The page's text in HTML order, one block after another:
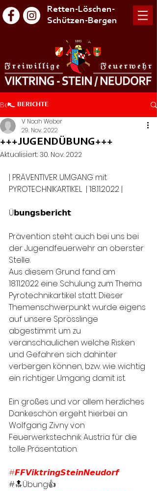
Retten-Löschen-
Schützen-Bergen
Beitrag
+++JUGENDÜBUNG+++
V Noah Weber
29. Nov. 2022
Aktualisiert: 30. Nov. 2022
| PRÄVENTIVER UMGANG mit
PYROTECHNIKARTIKEL  | 18.11.2022 |
Ü𝗯𝘂𝗻𝗴𝘀𝗯𝗲𝗿𝗶𝗰𝗵𝘁:
Prävention steht auch bei uns bei
der Jugendfeuerwehr an oberster
Stelle.
Aus diesem Grund fand am
18.11.2022 eine Schulung zum Thema
Pyrotechnikartikel statt. Dieser
Themenschwerpunkt wurde eigens
auf unsere Sprösslinge
abgestimmt um zu
veranschaulichen welche Risken
und Gefahren sich dahinter
verbergen können, bzw. wie wichtig
ein richtiger Umgang damit ist.
Ein großes und vor allem herzliches
Dankeschön ergeht hierbei an
Wolfgang Zivny von
Feuerwerkstechnik Austria für die
tolle Präsentation.
#𝙁𝙁𝙑𝙞𝙠𝙩𝙧𝙞𝙣𝙜𝙎𝙩𝙚𝙞𝙣𝙉𝙚𝙪𝙙𝙤𝙧𝙛
#🔝Übung👍
BERICHTE